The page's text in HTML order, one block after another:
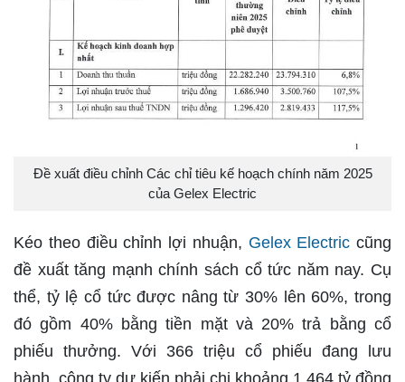
Đề xuất điều chỉnh Các chỉ tiêu kế hoạch chính năm 2025
của Gelex Electric
Kéo theo điều chỉnh lợi nhuận, Gelex Electric cũng
đề xuất tăng mạnh chính sách cổ tức năm nay. Cụ
thể, tỷ lệ cổ tức được nâng từ 30% lên 60%, trong
đó gồm 40% bằng tiền mặt và 20% trả bằng cổ
phiếu thưởng. Với 366 triệu cổ phiếu đang lưu
hành, công ty dự kiến phải chi khoảng 1.464 tỷ đồng